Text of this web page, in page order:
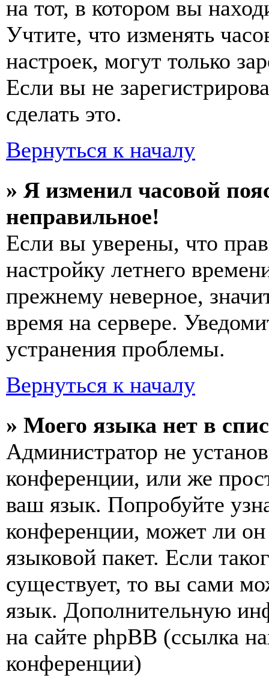
на тот, в котором вы
Учтите, что изменять
настроек, могут только
Если вы не
сделать это.
Вернуться к началу
» Я изменил часовой
неправильное!
Если вы уверены, что
настройку летнего
прежнему неверное,
время на сервере.
устранения проблемы.
Вернуться к началу
» Моего языка нет в
Администратор не
конференции, или же
ваш язык. Попробуйте
конференции, может ли
языковой пакет. Если
существует, то вы сами
язык. Дополнительную
на сайте phpBB (ссылка
конференции)